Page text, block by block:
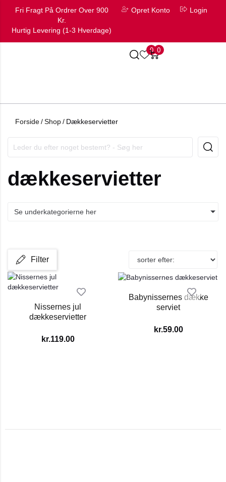
Fri Fragt På Ordrer Over 900
Kr.
Hurtig Levering (1-3 Hverdage)
Opret Konto Login
0 0
Forside/Shop/ Dækkeservietter
dækkeservietter
Se underkategorierne her
Filter
Nissernes jul
dækkeservietter
kr.119.00
Babynissernes dække
serviet
kr.59.00